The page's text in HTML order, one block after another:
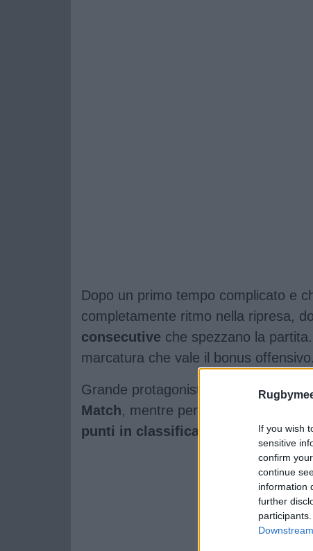
If you wish
sensitive
confirm
continue
information
further
Dopo un primo tempo complicato e
completamente ritmo nella ripresa,
consecutive che spezzano la
marcatura che vale il bonus offensivo.
Grande protagonista della gara
Match, mentre per l’Italia arriva la
punti in classifica